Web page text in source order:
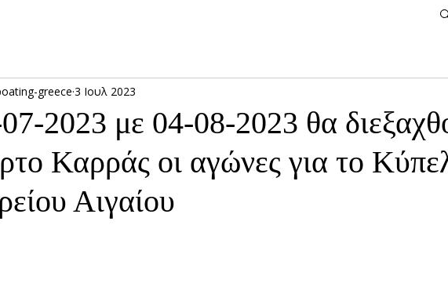
2023 με 04-08-2023 θα
Καρράς οι αγώνες για το
Αιγαίου
greece 3 Ιουλ 2023